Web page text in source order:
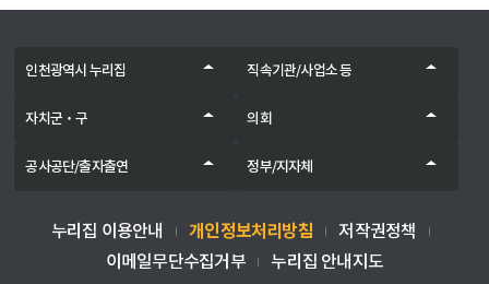
인천광역시 누리집 직속기관/사업소 등
자치군‧구 의회
공사공단/출자출연 정부/지자체
누리집 이용안내 개인정보처리방침
저작권정책
이메일무단수집거부
누리집 안내지도